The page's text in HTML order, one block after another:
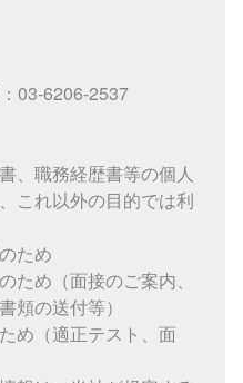
03-6206-2537
、職務経歴書等の個人
これ以外の目的では利
ため
ため（面接のご案内、
頬の送付等）
め（適正テスト、面